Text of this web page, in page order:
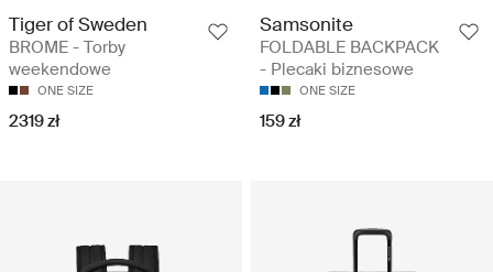
Tiger of Sweden
BROME - Torby
weekendowe
ONE SIZE
2319 zł
Samsonite
FOLDABLE BACKPACK
- Plecaki biznesowe
ONE SIZE
159 zł